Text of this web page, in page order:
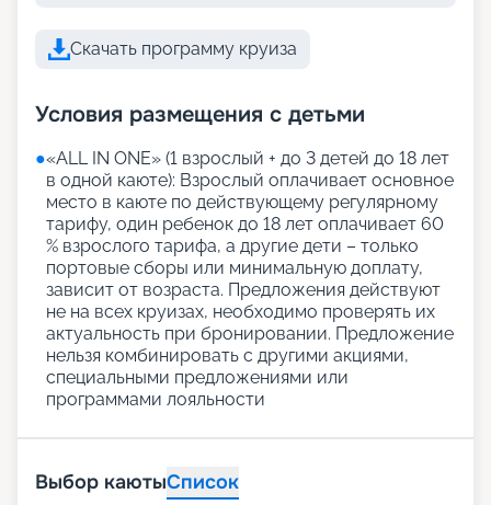
Скачать программу круиза
Условия размещения с детьми
●«АLL IN ONE» (1 взрослый + до 3 детей до 18 лет
в одной каюте): Взрослый оплачивает основное
место в каюте по действующему регулярному
тарифу, один ребенок до 18 лет оплачивает 60
% взрослого тарифа, а другие дети – только
портовые сборы или минимальную доплату,
зависит от возраста. Предложения действуют
не на всех круизах, необходимо проверять их
актуальность при бронировании. Предложение
нельзя комбинировать с другими акциями,
специальными предложениями или
программами лояльности
Выбор каютыСписок